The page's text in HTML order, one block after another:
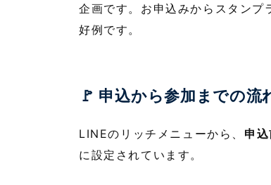
企画です。お申込みからスタン
好例です。
🚩 申込から参加までの流
LINEのリッチメニューから、 申
に設定されています。